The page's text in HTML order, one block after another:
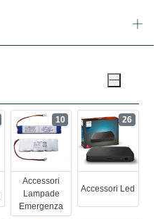
Accessori
Lampade
Emergenza
10
Accessori Led
26